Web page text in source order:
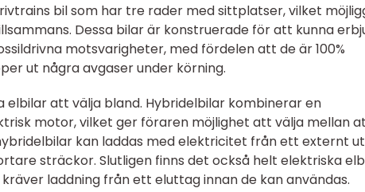
bil som har tre rader med sittplatser, vilket
Dessa bilar är konstruerade för att kunna
motsvarigheter, med fördelen att de är 100%
ut några avgaser under körning.
att välja bland. Hybridelbilar kombinerar en
motor, vilket ger föraren möjlighet att välja mellan
kan laddas med elektricitet från ett externt
sträckor. Slutligen finns det också helt elektriska
laddning från ett eluttag innan de kan användas.